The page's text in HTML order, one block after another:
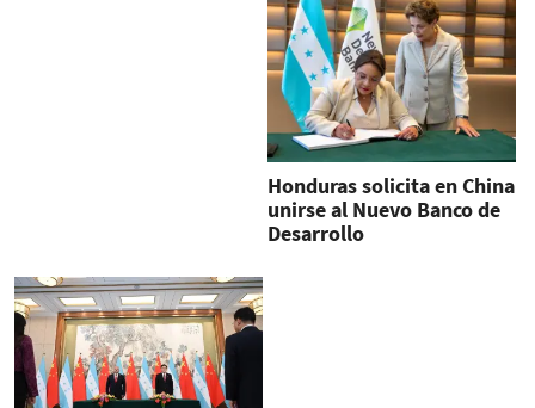
Honduras solicita en China
unirse al Nuevo Banco de
Desarrollo